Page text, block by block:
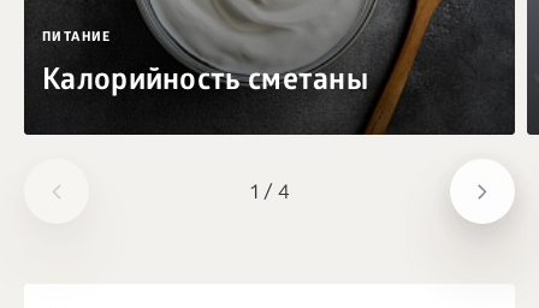
1 / 4
ПИТАНИЕ
Калорийность сметаны